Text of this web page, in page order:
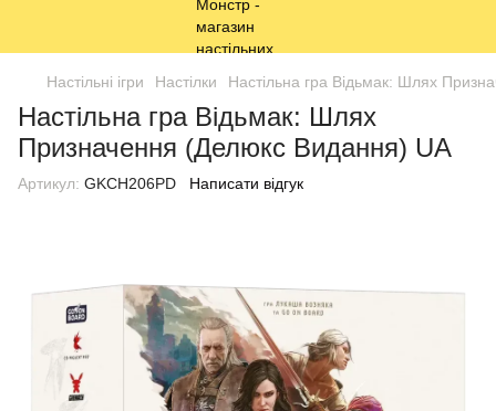
Настільні ігри Настілки Настільна гра Відьмак: Шлях
Настільна гра Відьмак: Шлях
Призначення (Делюкс Видання) UA
Артикул: GKCH206PD Написати відгук